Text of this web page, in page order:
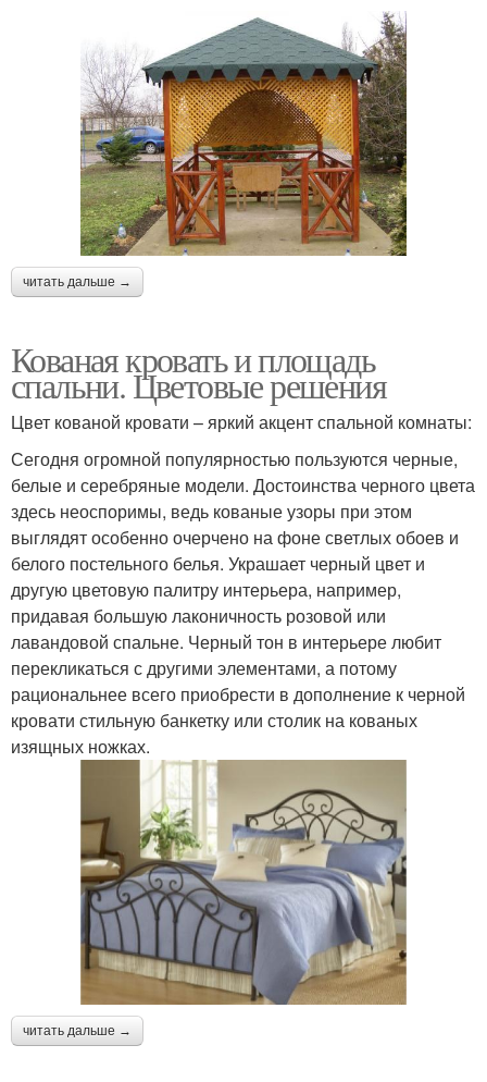
читать дальше →
Кованая кровать и площадь
спальни. Цветовые решения
Цвет кованой кровати – яркий акцент спальной комнаты:
Сегодня огромной популярностью пользуются черные,
белые и серебряные модели. Достоинства черного цвета
здесь неоспоримы, ведь кованые узоры при этом
выглядят особенно очерчено на фоне светлых обоев и
белого постельного белья. Украшает черный цвет и
другую цветовую палитру интерьера, например,
придавая большую лаконичность розовой или
лавандовой спальне. Черный тон в интерьере любит
перекликаться с другими элементами, а потому
рациональнее всего приобрести в дополнение к черной
кровати стильную банкетку или столик на кованых
изящных ножках.
читать дальше →